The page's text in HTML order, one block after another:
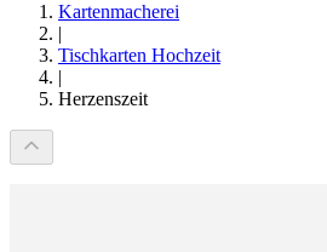
Kartenmacherei
|
Tischkarten Hochzeit
|
Herzenszeit